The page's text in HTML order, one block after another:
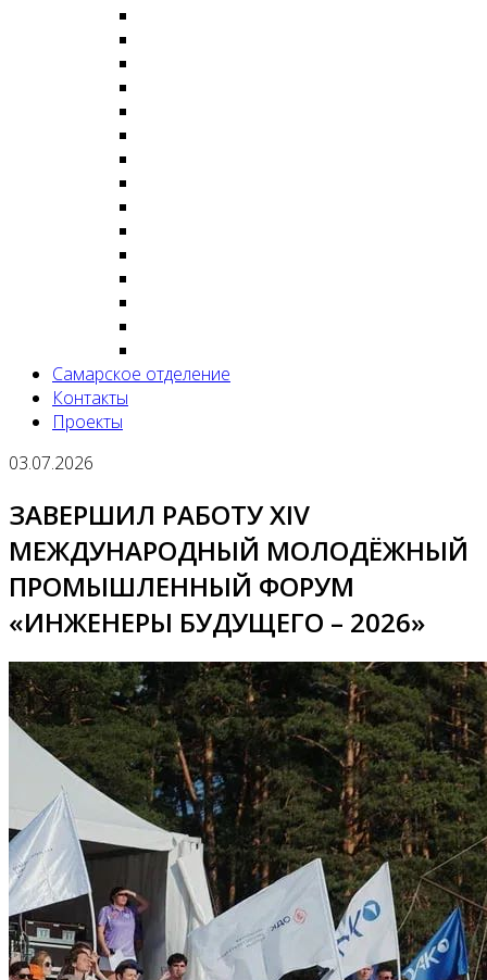
Самарское отделение
Контакты
Проекты
03.07.2026
ЗАВЕРШИЛ РАБОТУ XIV
МЕЖДУНАРОДНЫЙ МОЛОДЁЖНЫЙ
ПРОМЫШЛЕННЫЙ ФОРУМ
«ИНЖЕНЕРЫ БУДУЩЕГО – 2026»